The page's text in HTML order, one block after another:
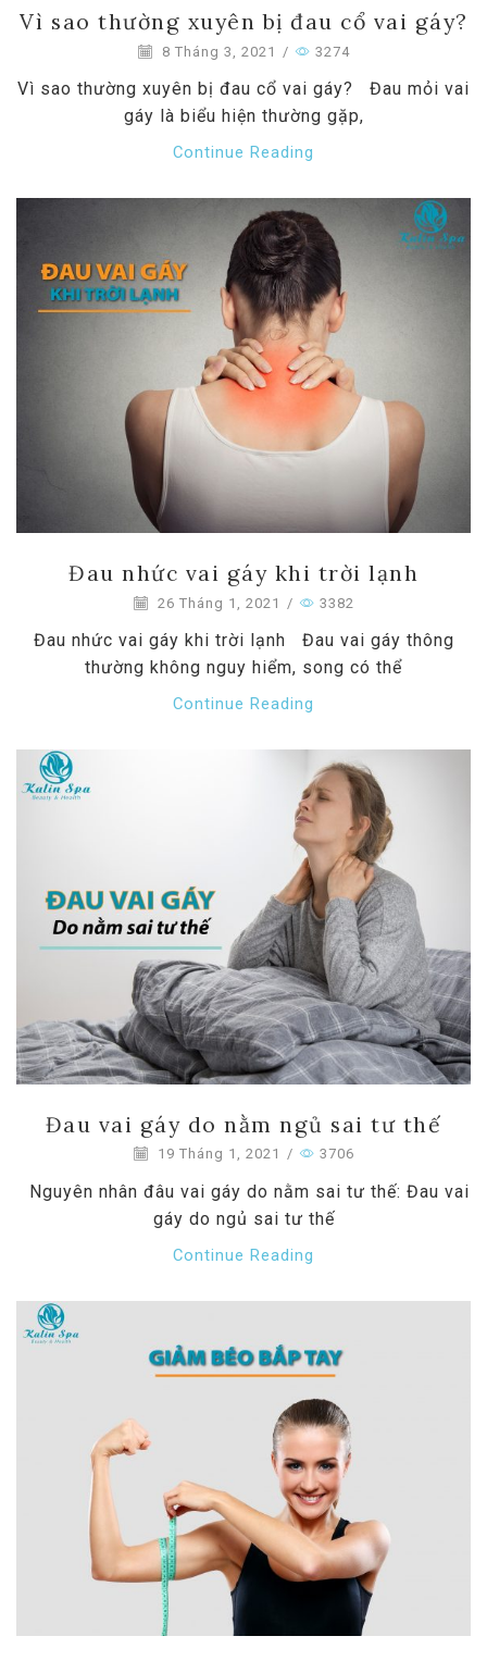
Vì sao thường xuyên bị đau cổ vai gáy?
8 Tháng 3, 2021 / 3274
Vì sao thường xuyên bị đau cổ vai gáy? Đau mỏi vai
gáy là biểu hiện thường gặp,
Continue Reading
Đau nhức vai gáy khi trời lạnh
26 Tháng 1, 2021 / 3382
Đau nhức vai gáy khi trời lạnh Đau vai gáy thông
thường không nguy hiểm, song có thể
Continue Reading
Đau vai gáy do nằm ngủ sai tư thế
19 Tháng 1, 2021 / 3706
Nguyên nhân đâu vai gáy do nằm sai tư thế: Đau vai
gáy do ngủ sai tư thế
Continue Reading